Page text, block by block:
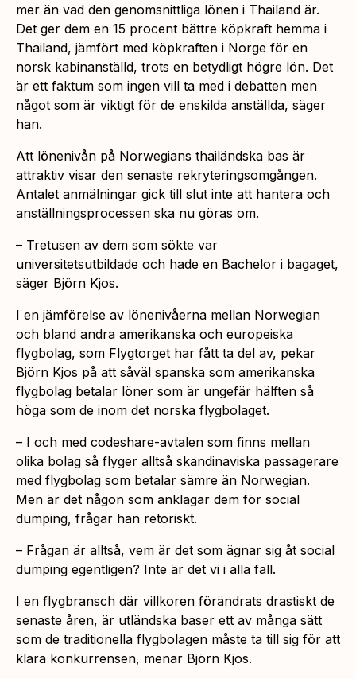
mer än vad den genomsnittliga lönen i Thailand är.
Det ger dem en 15 procent bättre köpkraft hemma i
Thailand, jämfört med köpkraften i Norge för en
norsk kabinanställd, trots en betydligt högre lön. Det
är ett faktum som ingen vill ta med i debatten men
något som är viktigt för de enskilda anställda, säger
han.
Att lönenivån på Norwegians thailändska bas är
attraktiv visar den senaste rekryteringsomgången.
Antalet anmälningar gick till slut inte att hantera och
anställningsprocessen ska nu göras om.
– Tretusen av dem som sökte var
universitetsutbildade och hade en Bachelor i bagaget,
säger Björn Kjos.
I en jämförelse av lönenivåerna mellan Norwegian
och bland andra amerikanska och europeiska
flygbolag, som Flygtorget har fått ta del av, pekar
Björn Kjos på att såväl spanska som amerikanska
flygbolag betalar löner som är ungefär hälften så
höga som de inom det norska flygbolaget.
– I och med codeshare-avtalen som finns mellan
olika bolag så flyger alltså skandinaviska passagerare
med flygbolag som betalar sämre än Norwegian.
Men är det någon som anklagar dem för social
dumping, frågar han retoriskt.
– Frågan är alltså, vem är det som ägnar sig åt social
dumping egentligen? Inte är det vi i alla fall.
I en flygbransch där villkoren förändrats drastiskt de
senaste åren, är utländska baser ett av många sätt
som de traditionella flygbolagen måste ta till sig för att
klara konkurrensen, menar Björn Kjos.